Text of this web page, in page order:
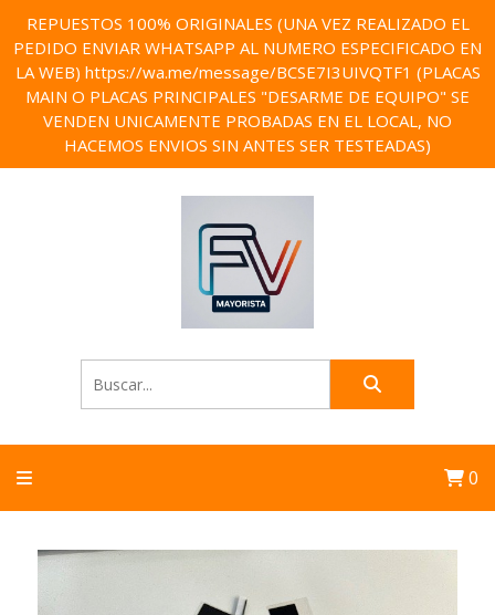
REPUESTOS 100% ORIGINALES (UNA VEZ REALIZADO EL
PEDIDO ENVIAR WHATSAPP AL NUMERO ESPECIFICADO EN
LA WEB) https://wa.me/message/BCSE7I3UIVQTF1 (PLACAS
MAIN O PLACAS PRINCIPALES "DESARME DE EQUIPO" SE
VENDEN UNICAMENTE PROBADAS EN EL LOCAL, NO
HACEMOS ENVIOS SIN ANTES SER TESTEADAS)
0